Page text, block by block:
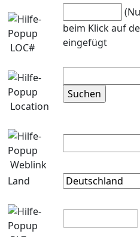
LOC#
beim Klick auf
eingefügt
Location
Weblink
Land